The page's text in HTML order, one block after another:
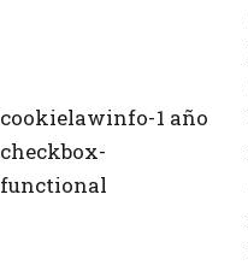
cookielawinfo-
checkbox-
functional
1 año